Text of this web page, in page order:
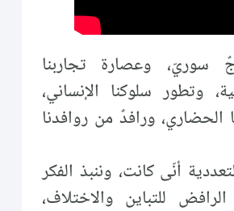
سوريّ، وعصارة تجاربنا
وتطور سلوكنا الإنساني،
ورافدٌ من روافدنا
أنّى كانت، وننبذ الفكر
للتباين والاختلاف،